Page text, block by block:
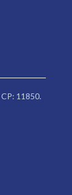
11850.